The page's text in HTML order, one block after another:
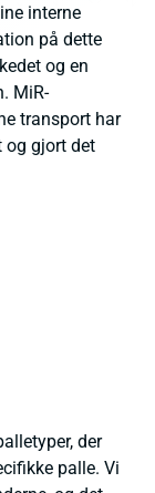
interne
på dette
og en
MiR-
transport har
og gjort det
der
palle. Vi